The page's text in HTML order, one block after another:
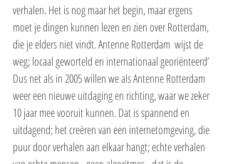
verhalen. Het is nog maar het begin, maar ergens
moet je dingen kunnen lezen en zien over Rotterdam,
die je elders niet vindt. Antenne Rotterdam  wijst de
weg; locaal geworteld en internationaal georiënteerd’
Dus net als in 2005 willen we als Antenne Rotterdam
weer een nieuwe uitdaging en richting, waar we zeker
10 jaar mee vooruit kunnen. Dat is spannend en
uitdagend; het creëren van een internetomgeving, die
puur door verhalen aan elkaar hangt; echte verhalen